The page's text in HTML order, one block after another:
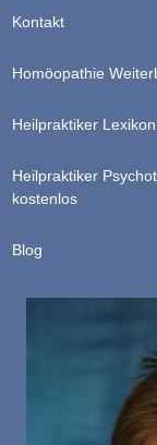
Kontakt
Homöopathie
Heilpraktiker Lexikon
Heilpraktiker
kostenlos
Blog